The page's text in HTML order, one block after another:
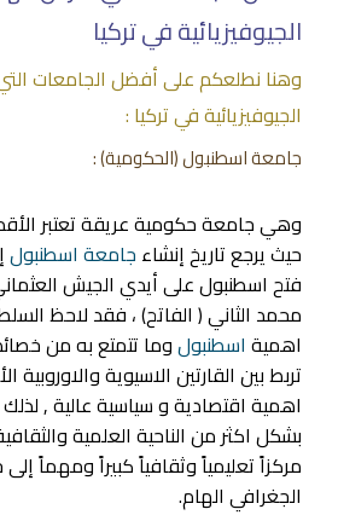
الجيوفيزيائية في تركيا
وهنا نطلعكم على أفضل الجامعات
الجيوفيزيائية في تركيا :
جامعة اسطنبول(الحكومية) :
وهي جامعة حكومية عريقة تعتبر
حيث يرجع تاريخ إنشاء جامعة اسطنبول
فتح اسطنبول على أيدي الجيش
محمد الثاني ( الفاتح) ، فقد لاحظ
اهمية اسطنبولوما تتمتع به من
تربط بين القارتين الاسيوية والاوروبية
اهمية اقتصادية و سياسية عالية ,
بشكل اكثر من الناحية العلمية
مركزاً تعليمياً وثقافياً كبيراً ومهماً
الجغرافي الهام.